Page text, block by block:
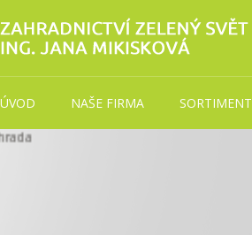
ÚVOD NAŠE FIRMA SORTIMENT